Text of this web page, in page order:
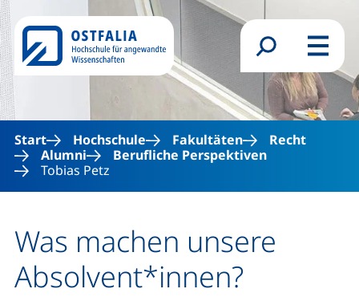
Direkt zum Inhalt
Suchformular
Menü
Start Hochschule Fakultäten
Recht
Alumni
Berufliche Perspektiven
Tobias Petz
Was machen unsere
Absolvent*innen?